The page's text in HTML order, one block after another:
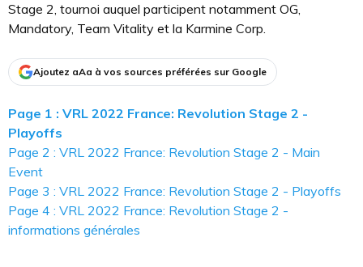
Stage 2, tournoi auquel participent notamment OG,
Mandatory, Team Vitality et la Karmine Corp.
Ajoutez aAa à vos sources préférées sur Google
Page 1 : VRL 2022 France: Revolution Stage 2 -
Playoffs
Page 2 : VRL 2022 France: Revolution Stage 2 - Main
Event
Page 3 : VRL 2022 France: Revolution Stage 2 - Playoffs
Page 4 : VRL 2022 France: Revolution Stage 2 -
informations générales